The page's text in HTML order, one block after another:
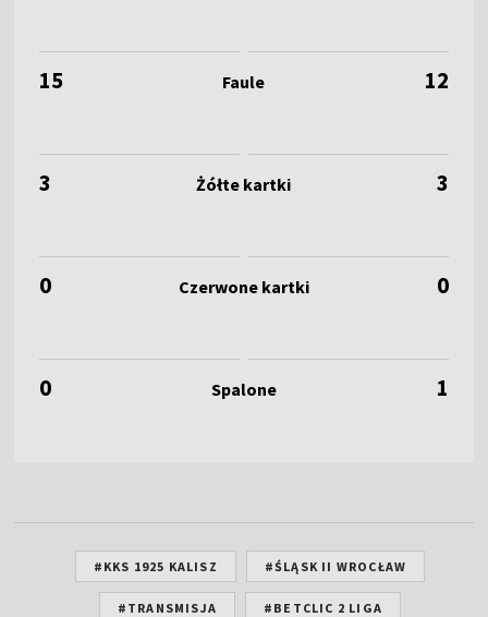
15
3
0
0
12
3
0
1
#KKS 1925 KALISZ #ŚLĄSK II WROCŁAW
#TRANSMISJA #BETCLIC 2 LIGA